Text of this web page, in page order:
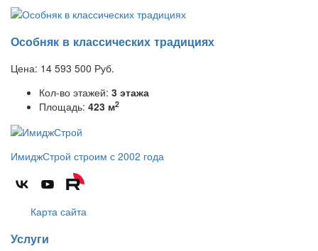
Особняк в классических традициях
Цена: 14 593 500 Руб.
Кол-во этажей: 3 этажа
Площадь: 423 м2
ИмиджСтрой строим с 2002 года
Карта сайта
Услуги